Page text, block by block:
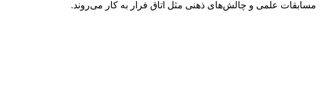
مسابقات علمی و چالش‌های ذهنی مثل اتاق فرار به کار می‌روند.